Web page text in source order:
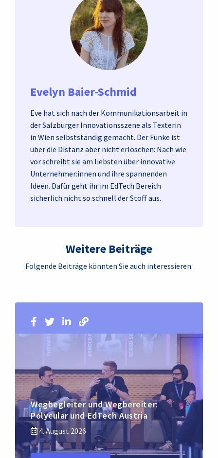
Evelyn Baier-Schmid
Eve hat sich nach der Kommunikationsarbeit in
der Salzburger Innovationsszene als Texterin
in Wien selbstständig gemacht. Der Funke ist
über die Distanz aber nicht erloschen: Nach wie
vor schreibt sie am liebsten über innovative
Unternehmer:innen und ihre spannenden
Ideen. Dafür geht ihr im EdTech Bereich
sicherlich nicht so schnell der Stoff aus.
Weitere Beiträge
Folgende Beiträge könnten Sie auch interessieren.
Wegbegleiter und Wegbereiter:
Polycular und EdTech Austria
4. August 2026